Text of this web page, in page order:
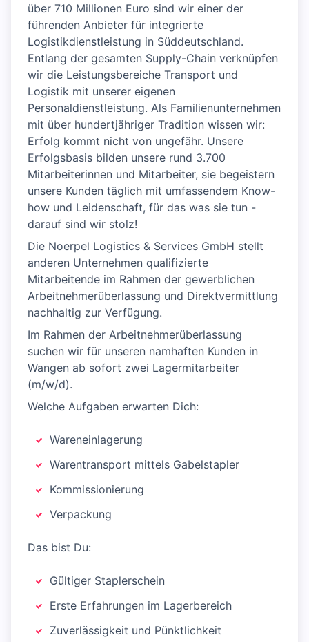
über 710 Millionen Euro sind wir einer der
führenden Anbieter für integrierte
Logistikdienstleistung in Süddeutschland.
Entlang der gesamten Supply-Chain verknüpfen
wir die Leistungsbereiche Transport und
Logistik mit unserer eigenen
Personaldienstleistung. Als Familienunternehmen
mit über hundertjähriger Tradition wissen wir:
Erfolg kommt nicht von ungefähr. Unsere
Erfolgsbasis bilden unsere rund 3.700
Mitarbeiterinnen und Mitarbeiter, sie begeistern
unsere Kunden täglich mit umfassendem Know-
how und Leidenschaft, für das was sie tun -
darauf sind wir stolz!
Die Noerpel Logistics & Services GmbH stellt
anderen Unternehmen qualifizierte
Mitarbeitende im Rahmen der gewerblichen
Arbeitnehmerüberlassung und Direktvermittlung
nachhaltig zur Verfügung.
Im Rahmen der Arbeitnehmerüberlassung
suchen wir für unseren namhaften Kunden in
Wangen ab sofort zwei Lagermitarbeiter
(m/w/d).
Welche Aufgaben erwarten Dich:
Wareneinlagerung
Warentransport mittels Gabelstapler
Kommissionierung
Verpackung
Das bist Du:
Gültiger Staplerschein
Erste Erfahrungen im Lagerbereich
Zuverlässigkeit und Pünktlichkeit